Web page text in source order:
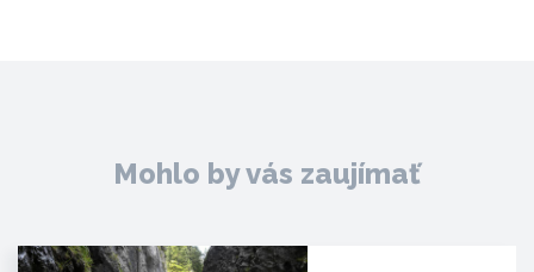
Mohlo by vás zaujímať